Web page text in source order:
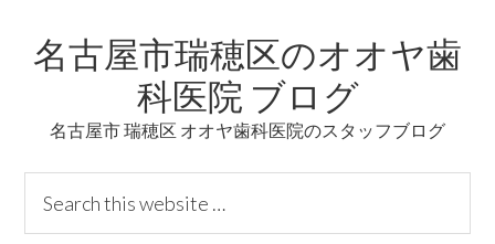
links
primary
content
primary
名古屋市瑞穂区のオオヤ歯
科医院 ブログ
名古屋市 瑞穂区 オオヤ歯科医院のスタッフブログ
Header
Right